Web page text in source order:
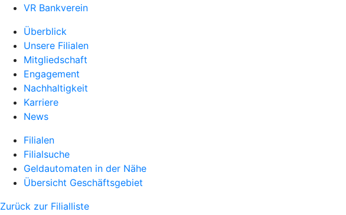
VR Bankverein
Überblick
Unsere Filialen
Mitgliedschaft
Engagement
Nachhaltigkeit
Karriere
News
Filialen
Filialsuche
Geldautomaten in der Nähe
Übersicht Geschäftsgebiet
Zurück zur Filialliste